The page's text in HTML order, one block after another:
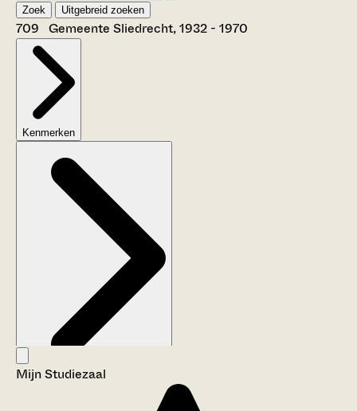
Zoek Uitgebreid zoeken
709 Gemeente Sliedrecht, 1932 - 1970
Kenmerken
Aanwijzingen voor de gebruiker
Mijn Studiezaal